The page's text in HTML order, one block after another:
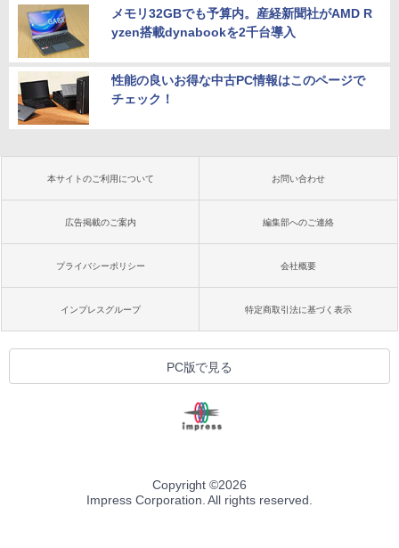
メモリ32GBでも予算内。産経新聞社がAMD R
yzen搭載dynabookを2千台導入
性能の良いお得な中古PC情報はこのページで
チェック！
本サイトのご利用について お問い合わせ
広告掲載のご案内 編集部へのご連絡
プライバシーポリシー 会社概要
インプレスグループ 特定商取引法に基づく表示
PC版で見る
Copyright ©2026
Impress Corporation. All rights reserved.